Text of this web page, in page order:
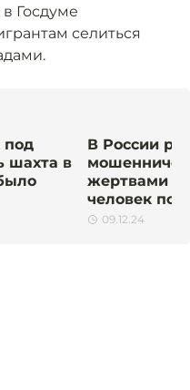
в Госдуме
селиться
под
шахта в
В России
жертвами
человек по
09.12.24